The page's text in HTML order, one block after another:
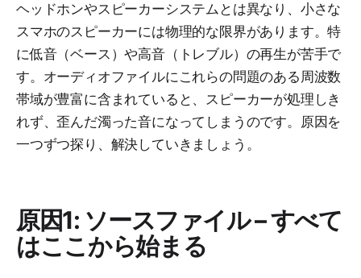
ヘッドホンやスピーカーシステムとは異なり、小さな
スマホのスピーカーには物理的な限界があります。特
に低音（ベース）や高音（トレブル）の再生が苦手で
す。オーディオファイルにこれらの問題のある周波数
帯域が豊富に含まれていると、スピーカーが処理しき
れず、歪んだ濁った音になってしまうのです。原因を
一つずつ探り、解決していきましょう。
原因1: ソースファイル – すべて
はここから始まる